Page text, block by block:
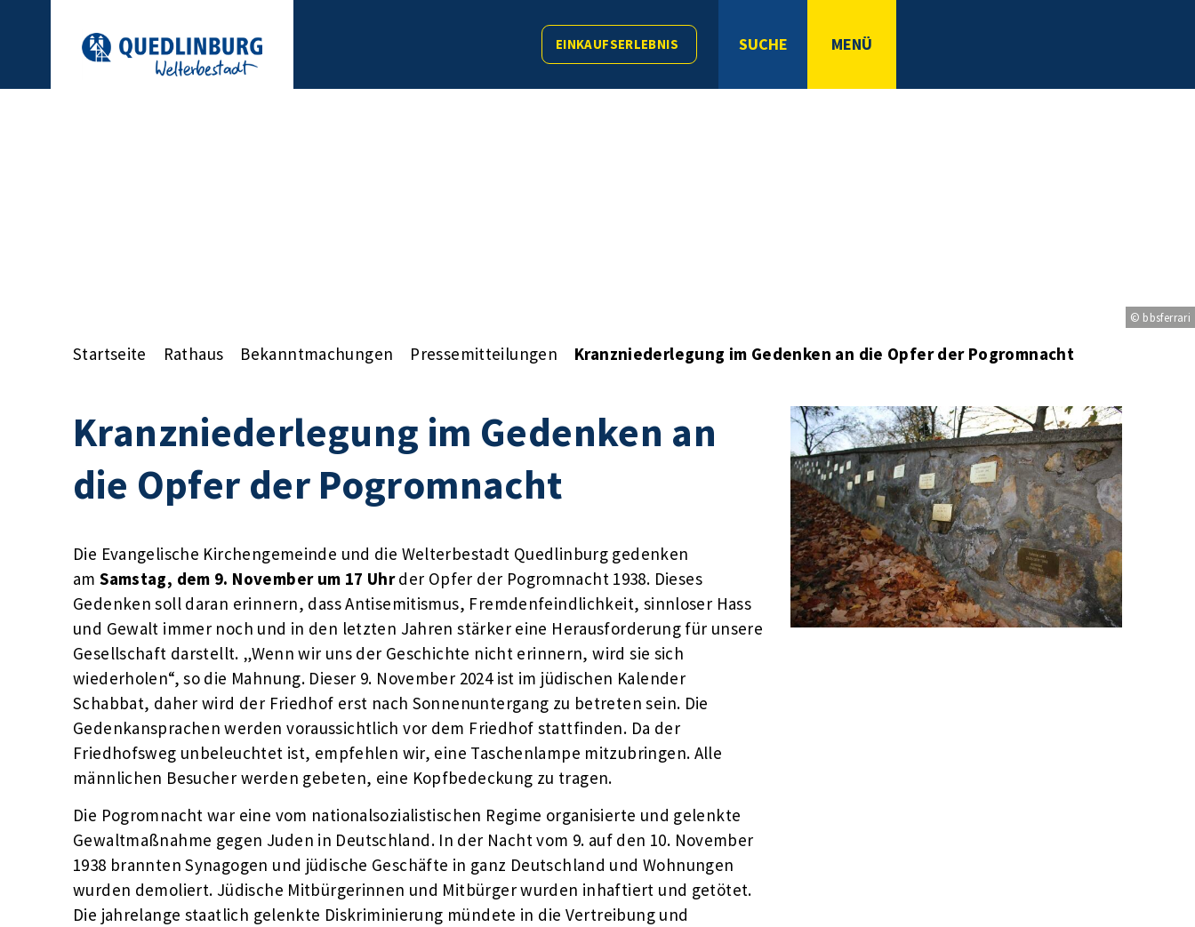
EINKAUFSERLEBNIS SUCHE MENÜ
© bbsferrari
Startseite Rathaus Bekanntmachungen Pressemitteilungen Kranzniederlegung im Gedenken an die Opfer der Pogromnacht
Kranzniederlegung im Gedenken an
die Opfer der Pogromnacht
Die Evangelische Kirchengemeinde und die Welterbestadt Quedlinburg gedenken
amSamstag, dem 9. November um 17 Uhrder Opfer der Pogromnacht 1938. Dieses
Gedenken soll daran erinnern, dass Antisemitismus, Fremdenfeindlichkeit, sinnloser Hass
und Gewalt immer noch und in den letzten Jahren stärker eine Herausforderung für unsere
Gesellschaft darstellt. „Wenn wir uns der Geschichte nicht erinnern, wird sie sich
wiederholen“, so die Mahnung. Dieser 9. November 2024 ist im jüdischen Kalender
Schabbat, daher wird der Friedhof erst nach Sonnenuntergang zu betreten sein. Die
Gedenkansprachen werden voraussichtlich vor dem Friedhof stattfinden. Da der
Friedhofsweg unbeleuchtet ist, empfehlen wir, eine Taschenlampe mitzubringen. Alle
männlichen Besucher werden gebeten, eine Kopfbedeckung zu tragen.
Die Pogromnacht war eine vom nationalsozialistischen Regime organisierte und gelenkte
Gewaltmaßnahme gegen Juden in Deutschland. In der Nacht vom 9. auf den 10. November
1938 brannten Synagogen und jüdische Geschäfte in ganz Deutschland und Wohnungen
wurden demoliert. Jüdische Mitbürgerinnen und Mitbürger wurden inhaftiert und getötet.
Die jahrelange staatlich gelenkte Diskriminierung mündete in die Vertreibung und